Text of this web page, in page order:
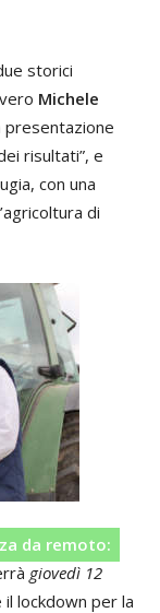
storici
Michele
presentazione
risultati”, e
con una
di
da remoto:
giovedì 12
il lockdown per la